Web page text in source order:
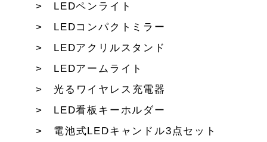
LEDペンライト
LEDコンパクトミラー
LEDアクリルスタンド
LEDアームライト
光るワイヤレス充電器
LED看板キーホルダー
電池式LEDキャンドル3点セット